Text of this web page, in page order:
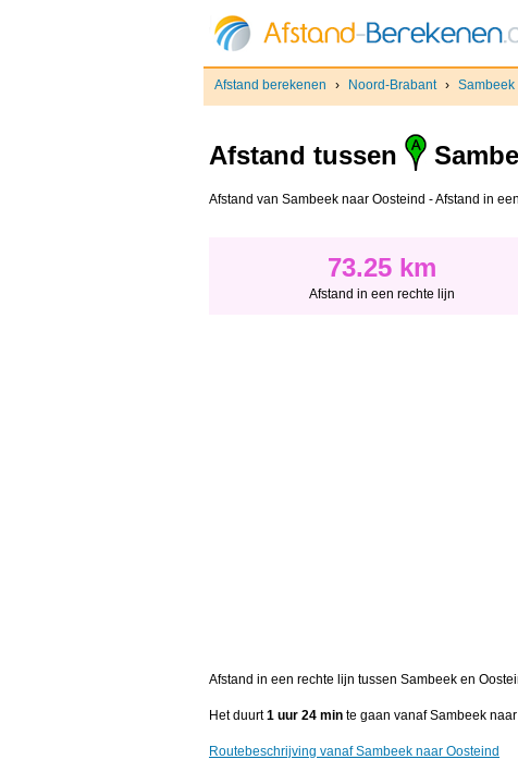
Afstand berekenen › Noord-Brabant › Sambeek
Afstand tussen
Afstand van Sambeek naar Oosteind - Afstand in
73.25 km
Afstand in een rechte lijn
Afstand in een rechte lijn tussen Sambeek en
Het duurt1 uur 24 min te gaan vanaf Sambeek
Routebeschrijving vanaf Sambeek naar Oosteind